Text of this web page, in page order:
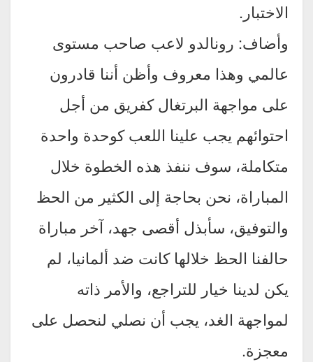
الاختبار.
وأضاف: رونالدو لاعب صاحب مستوى
عالمي وهذا معروف وأظن أننا قادرون
على مواجهة البرتغال كفريق من أجل
احتوائهم يجب علينا اللعب كوحدة واحدة
متكاملة، سوف ننفذ هذه الخطوة خلال
المباراة، نحن بحاجة إلى الكثير من الحظ
والتوفيق، سأبذل أقصى جهد، آخر مباراة
حالفنا الحظ خلالها كانت ضد ألمانيا، لم
يكن لدينا خيار للتراجع، والأمر ذاته
لمواجهة الغد، يجب أن نصلي لنحصل على
معجزة.